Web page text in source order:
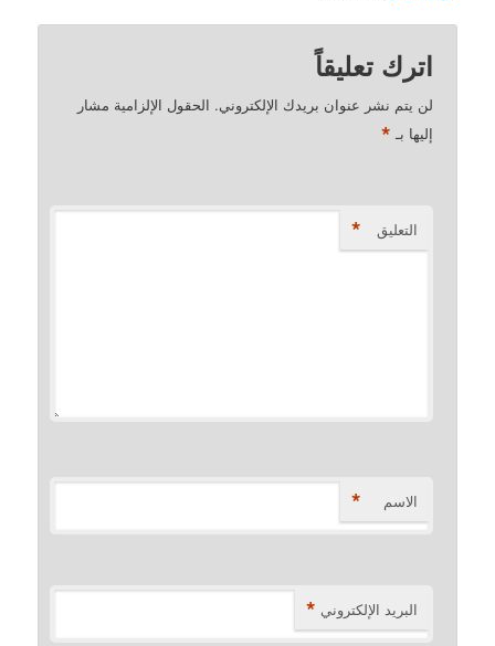
اترك تعليقاً
لن يتم نشر عنوان بريدك الإلكتروني. الحقول الإلزامية مشار
إليها بـ *
التعليق *
الاسم *
البريد الإلكتروني *